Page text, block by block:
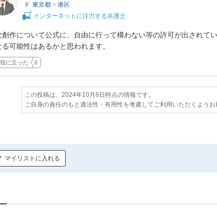
東京都 > 港区
インターネットに注力する弁護士
創作について公式に、自由に行って構わない等の許可が出されて
る可能性はあるかと思われます。
役に立った 0
この投稿は、2024年10月6日時点の情報です。
ご自身の責任のもと適法性・有用性を考慮してご利用いただくようお
マイリストに入れる